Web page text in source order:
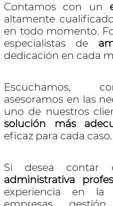
Contamos con un
altamente
en todo momento.
especialistas de
dedicación en cada
Escuchamos,
asesoramos en las
uno de nuestros
solución más
eficaz para cada caso.
Si desea
administrativa
experiencia en la